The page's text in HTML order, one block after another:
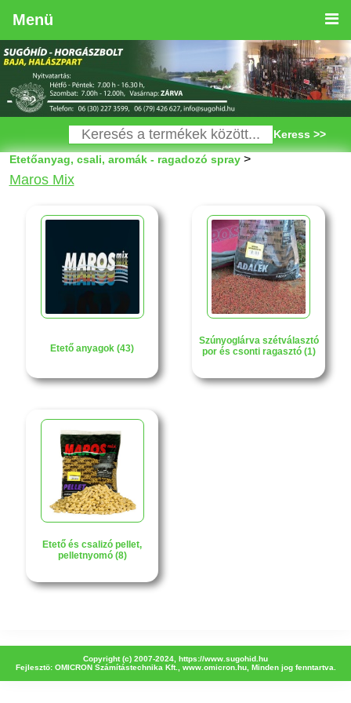
Menü
Keress >>
Etetőanyag, csali, aromák - ragadozó spray>
Maros Mix
Etető anyagok (43)
Szúnyoglárva szétválasztó
por és csonti ragasztó (1)
Etető és csalizó pellet,
pelletnyomó (8)
Copyright (c) 2007-2024, https://www.sugohid.hu
Fejlesztö: OMICRON Számítástechnika Kft., www.omicron.hu, Minden jog fenntartva.